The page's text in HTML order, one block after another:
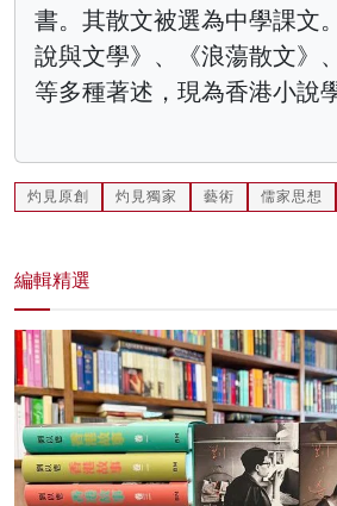
書。其散文被選為中學課文
說與文學》、《浪蕩散文》
等多種著述，現為香港小說
灼見原創 灼見獨家 藝術 儒家思想
編輯精選